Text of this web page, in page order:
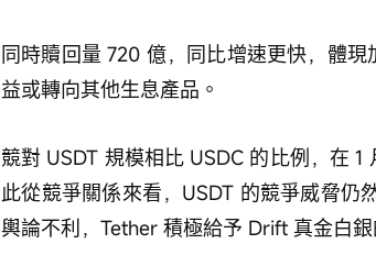
同時贖回量 720 億，同比增速更快，體
益或轉向其他生息產品。
競對 USDT 規模相比 USDC 的比例，在
此從競爭關係來看，USDT 的競爭威脅
輿論不利，Tether 積極給予 Drift 真金白